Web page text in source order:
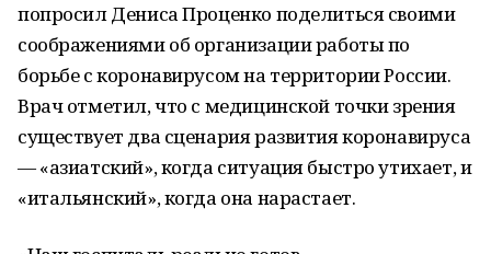
попросил Дениса Проценко поделиться своими
соображениями об организации работы по
борьбе с коронавирусом на территории России.
Врач отметил, что с медицинской точки зрения
существует два сценария развития коронавируса
— «азиатский», когда ситуация быстро утихает, и
«итальянский», когда она нарастает.